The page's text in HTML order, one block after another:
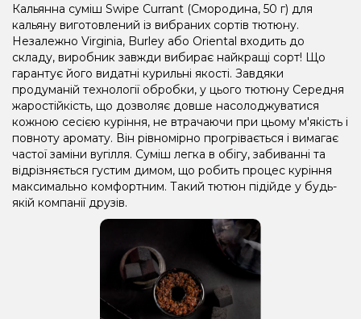
Кальянна суміш Swipe Currant (Смородина, 50 г) для
кальяну виготовлений із вибраних сортів тютюну.
Незалежно Virginia, Burley або Oriental входить до
складу, виробник завжди вибирає найкращі сорт! Що
гарантує його видатні курильні якості. Завдяки
продуманій технології обробки, у цього тютюну Середня
жаростійкість, що дозволяє довше насолоджуватися
кожною сесією куріння, не втрачаючи при цьому м'якість і
повноту аромату. Він рівномірно прогрівається і вимагає
частої заміни вугілля. Суміш легка в обігу, забиванні та
відрізняється густим димом, що робить процес куріння
максимально комфортним. Такий тютюн підійде у будь-
якій компанії друзів.